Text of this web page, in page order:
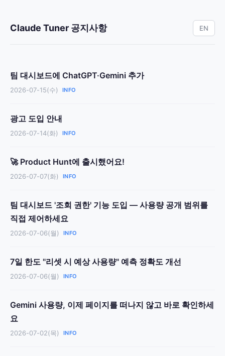
Claude Tuner 공지사항 EN
팀 대시보드에 ChatGPT·Gemini 추가
2026-07-15(수) INFO
광고 도입 안내
2026-07-14(화) INFO
🚀 Product Hunt에 출시했어요!
2026-07-07(화) INFO
팀 대시보드 '조회 권한' 기능 도입 — 사용량 공개 범위를
직접 제어하세요
2026-07-06(월) INFO
7일 한도 "리셋 시 예상 사용량" 예측 정확도 개선
2026-07-06(월) INFO
Gemini 사용량, 이제 페이지를 떠나지 않고 바로 확인하세
요
2026-07-02(목) INFO